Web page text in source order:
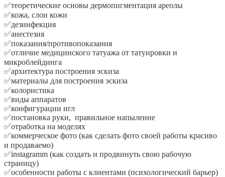
✅теоретические основы дермопигментация ареолы
✅кожа, слои кожи⠀
✅дезинфекция ⠀
✅анестезия ⠀
✅показания/противопоказания⠀
✅отличие медицинского татуажа от татуировки и
микроблейдинга⠀
✅архитектура построения эскиза
✅материалы для построения эскиза⠀
✅колористика⠀
✅виды аппаратов
✅конфигурации игл
✅постановка руки, правильное напыление
✅отработка на моделях
✅коммерческое фото (как сделать фото своей работы красиво
и продаваемо)⠀
✅instagramm (как создать и продвинуть свою рабочую
страницу)
✅особенности работы с клиентами (психологический барьер)